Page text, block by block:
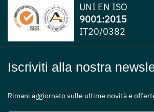
UNI EN ISO
9001:2015
IT20/0382
Iscriviti alla nostra
Rimani aggiornato sulle ultime novità e